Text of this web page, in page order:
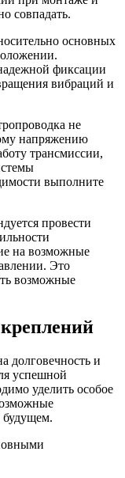
совпадать.
основных
фиксации
вибраций и
не
напряжению
трансмиссии,
выполните
провести
на возможные
Это
возможные
долговечность и
успешной
уделить особое
будущем.